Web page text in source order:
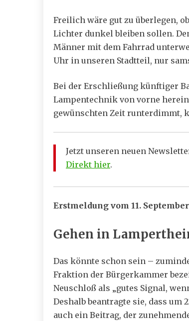
Freilich wäre gut zu überlegen,
Lichter dunkel bleiben sollen.
Männer mit dem Fahrrad
Uhr in unseren Stadtteil, nur
Bei der Erschließung künftiger
Lampentechnik von vorne
gewünschten Zeit runterdimmt,
Jetzt unseren neuen
Direkt hier.
Erstmeldung vom 11.
Gehen in
Das könnte schon sein –
Fraktion der Bürgerkammer
Neuschloß als „gutes Signal,
Deshalb beantragte sie, dass um
auch ein Beitrag, der